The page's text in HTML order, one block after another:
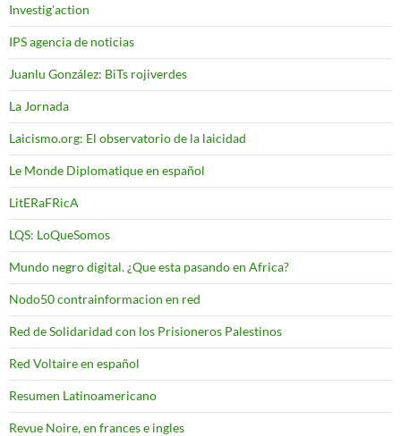
Investig'action
IPS agencia de noticias
Juanlu González: BiTs rojiverdes
La Jornada
Laicismo.org: El observatorio de la laicidad
Le Monde Diplomatique en español
LitERaFRicA
LQS: LoQueSomos
Mundo negro digital. ¿Que esta pasando en Africa?
Nodo50 contrainformacion en red
Red de Solidaridad con los Prisioneros Palestinos
Red Voltaire en español
Resumen Latinoamericano
Revue Noire, en frances e ingles